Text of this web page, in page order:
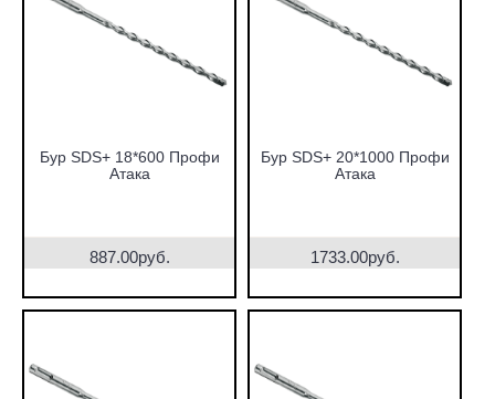
Бур SDS+ 18*600 Профи
Атака
887.00руб.
Бур SDS+ 20*1000 Профи
Атака
1733.00руб.